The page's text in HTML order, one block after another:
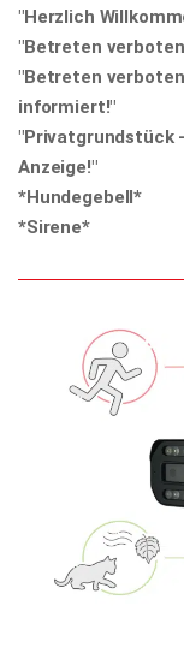
"Herzlich
"Betreten
"Betreten
informiert!"
"Privatgrundstück
Anzeige!"
*Hundegebell*
*Sirene*